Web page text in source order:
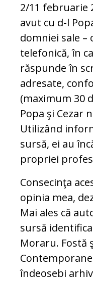
2/11 februarie
avut cu d-l
domniei sale –
telefonică, în
răspunde în
adresate,
(maximum 30
Popa şi Cezar
Utilizând
sursă, ei au
propriei
Consecinţa
opinia mea,
Mai ales că
sursă
Moraru. Fostă
îndeosebi